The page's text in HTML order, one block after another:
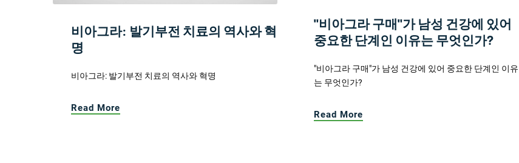
비아그라: 발기부전 치료의 역사와 혁
명
비아그라: 발기부전 치료의 역사와 혁명
Read More
"비아그라 구매"가 남성 건강에 있어
중요한 단계인 이유는 무엇인가?
"비아그라 구매"가 남성 건강에 있어 중요한 단계인 이유
는 무엇인가?
Read More